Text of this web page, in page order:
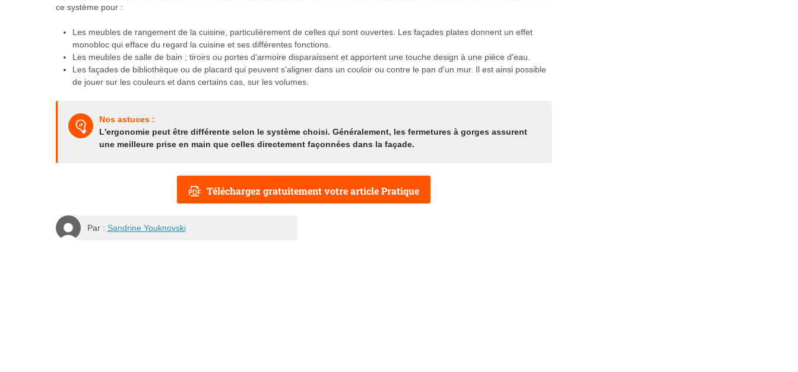
ce système pour :
Les meubles de rangement de la cuisine, particulièrement de celles qui sont ouvertes. Les façades plates donnent un effet
monobloc qui efface du regard la cuisine et ses différentes fonctions.
Les meubles de salle de bain ; tiroirs ou portes d'armoire disparaissent et apportent une touche design à une pièce d'eau.
Les façades de bibliothèque ou de placard qui peuvent s'aligner dans un couloir ou contre le pan d'un mur. Il est ainsi possible
de jouer sur les couleurs et dans certains cas, sur les volumes.
Nos astuces :
L'ergonomie peut être différente selon le système choisi. Généralement, les fermetures à gorges assurent
une meilleure prise en main que celles directement façonnées dans la façade.
Téléchargez gratuitement votre article Pratique
Par : Sandrine Youknovski